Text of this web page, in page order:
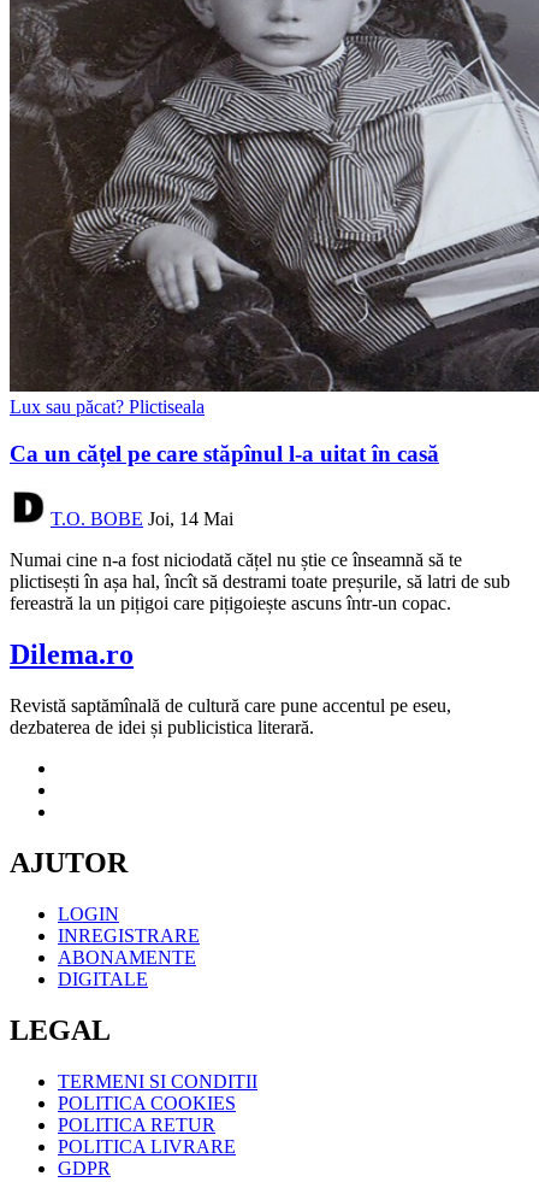
Lux sau păcat? Plictiseala
Ca un cățel pe care stăpînul l-a uitat în casă
T.O. BOBE Joi, 14 Mai
Numai cine n-a fost niciodată cățel nu știe ce înseamnă să te
plictisești în așa hal, încît să destrami toate preșurile, să latri de sub
fereastră la un pițigoi care pițigoiește ascuns într-un copac.
Dilema.ro
Revistă saptămînală de cultură care pune accentul pe eseu,
dezbaterea de idei și publicistica literară.
AJUTOR
LOGIN
INREGISTRARE
ABONAMENTE
DIGITALE
LEGAL
TERMENI SI CONDITII
POLITICA COOKIES
POLITICA RETUR
POLITICA LIVRARE
GDPR